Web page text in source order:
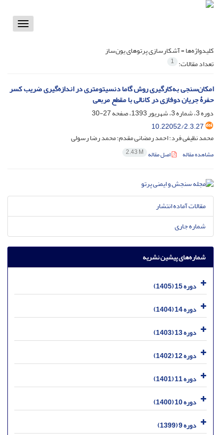
Toggle
کلیدواژه‌ها =آشکارسازی پرتوهای یون‌ساز
تعداد مقالات: 1
امکان‌سنجی به‌کارگیری روش گاما دنسیتومتری در اندازه‌گیری ضریب کسر
حفرۀ جریان دوفازی در کانالی با مقطع مربعی
دوره 3، شماره 3، شهریور 1393، صفحه
27-30
10.22052/2.3.27
محمد نظیفی فرد؛ احمد رمضانی مقدم؛ محمد رضا رسولی
مشاهده مقاله اصل مقاله 2.43 M
مقالات آماده انتشار
شماره جاری
شماره‌های پیشین نشریه
دوره 15 (1405)
دوره 14 (1404)
دوره 13 (1403)
دوره 12 (1402)
دوره 11 (1401)
دوره 10 (1400)
دوره 9 (1399)